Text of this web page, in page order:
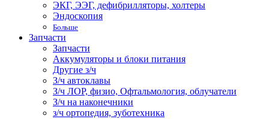
ЭКГ, ЭЭГ, дефибрилляторы, холтеры
Эндоскопия
Больше
Запчасти
Запчасти
Аккумуляторы и блоки питания
Другие з/ч
З/ч автоклавы
З/ч ЛОР, физио, Офтальмология, облучатели
З/ч на наконечники
з/ч ортопедия, зуботехника